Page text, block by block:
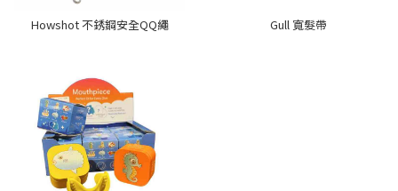
Howshot 不銹鋼安全QQ繩 Gull 寬髮帶